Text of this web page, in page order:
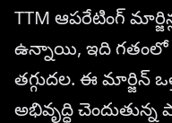
TTM ఆపరేటింగ్
ఉన్నాయి, ఇది గతంలో
తగ్గుదల. ఈ మార్జిన్
అభివృద్ధి